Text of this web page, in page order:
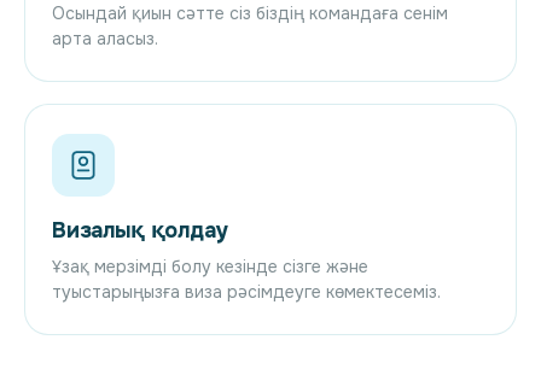
Осындай қиын сәтте сіз біздің командаға сенім
арта аласыз.
Визалық қолдау
Ұзақ мерзімді болу кезінде сізге және
туыстарыңызға виза рәсімдеуге көмектесеміз.